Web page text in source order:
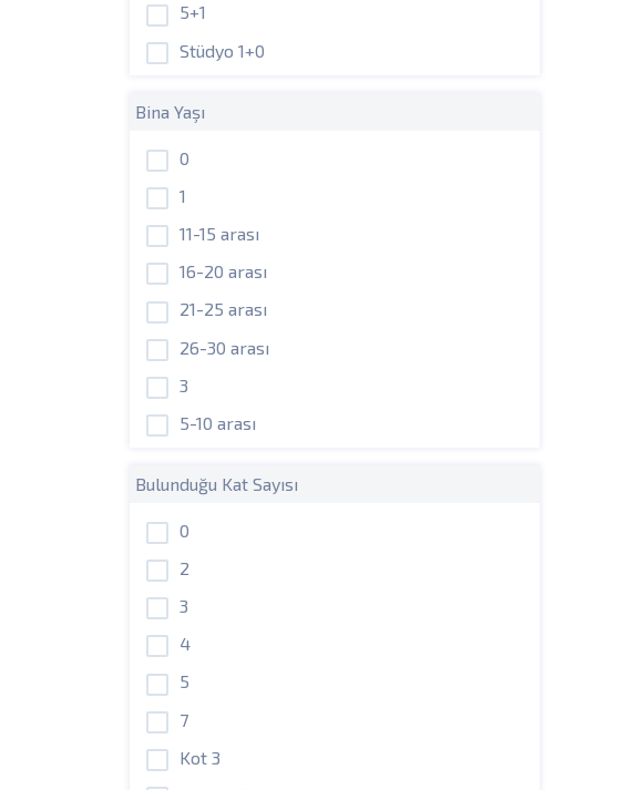
5+1
Stüdyo 1+0
Bina Yaşı
0
1
11-15 arası
16-20 arası
21-25 arası
26-30 arası
3
5-10 arası
Bulunduğu Kat Sayısı
0
2
3
4
5
7
Kot 3